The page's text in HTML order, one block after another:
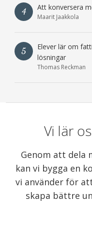
4 Att konversera
Maarit Jaakkola
5
Elever lär om
lösningar
Thomas Reckman
Vi lär
Genom att dela
kan vi bygga en
vi använder för
skapa bättre